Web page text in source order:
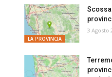
LA PROVINCIA
3 Agosto